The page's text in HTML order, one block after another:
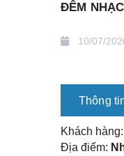
ĐÊM
10/07/
Thông
Khách hàng:
Địa điểm: